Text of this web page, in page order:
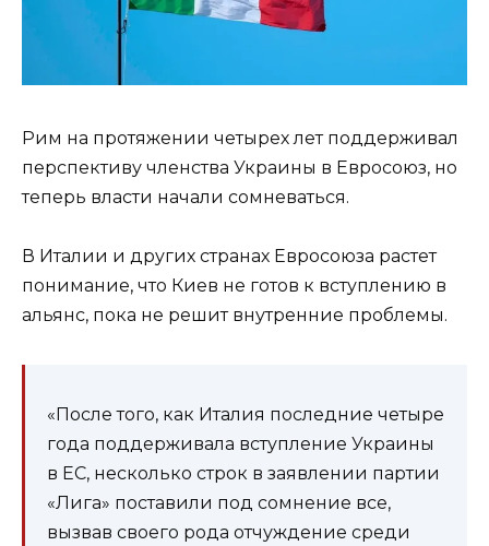
Рим на протяжении четырех лет поддерживал
перспективу членства Украины в Евросоюз, но
теперь власти начали сомневаться.
В Италии и других странах Евросоюза растет
понимание, что Киев не готов к вступлению в
альянс, пока не решит внутренние проблемы.
«После того, как Италия последние четыре
года поддерживала вступление Украины
в ЕС, несколько строк в заявлении партии
«Лига» поставили под сомнение все,
вызвав своего рода отчуждение среди